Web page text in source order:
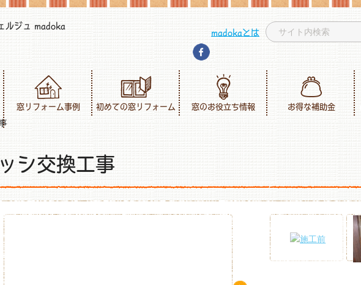
ルジュ madoka madokaとは
窓リフォーム事例 初めての窓リフォーム 窓のお役立ち情報 お得な補助金
シ交換工事